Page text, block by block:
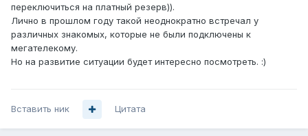
переключиться на платный резерв)).
Лично в прошлом году такой неоднократно встречал у
различных знакомых, которые не были подключены к
мегателекому.
Но на развитие ситуации будет интересно посмотреть. :)
Вставить ник Цитата